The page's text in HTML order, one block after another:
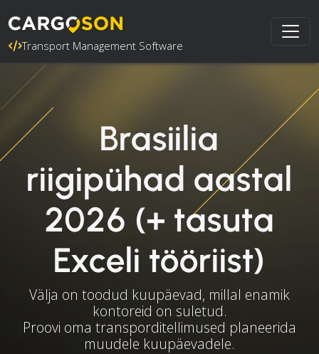
Transport Management Software
Brasiilia
riigipühad aastal
2026 (+ tasuta
Exceli tööriist)
Välja on toodud kuupäevad, millal enamik
kontoreid on suletud.
Proovi oma transporditellimused planeerida
muudele kuupäevadele.